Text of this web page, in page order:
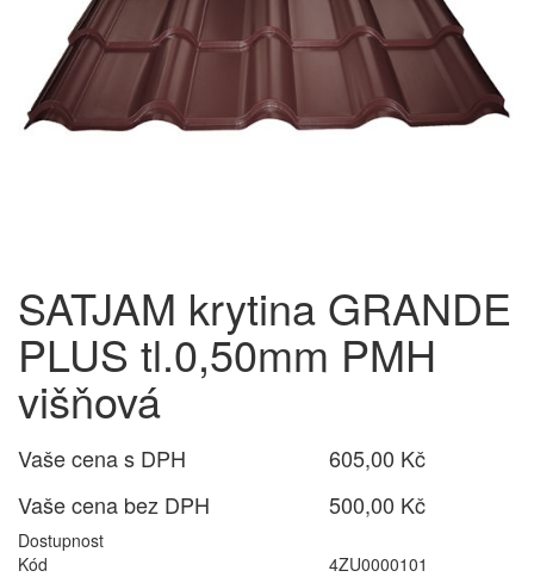
SATJAM krytina GRANDE
PLUS tl.0,50mm PMH
višňová
Vaše cena s DPH
605,00 Kč
Vaše cena bez DPH
500,00 Kč
Dostupnost
Kód
4ZU0000101